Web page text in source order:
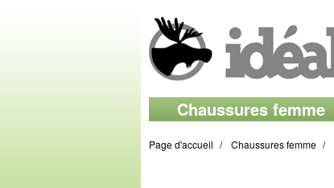
Chaussures femme
Page d'accueil Chaussures femme